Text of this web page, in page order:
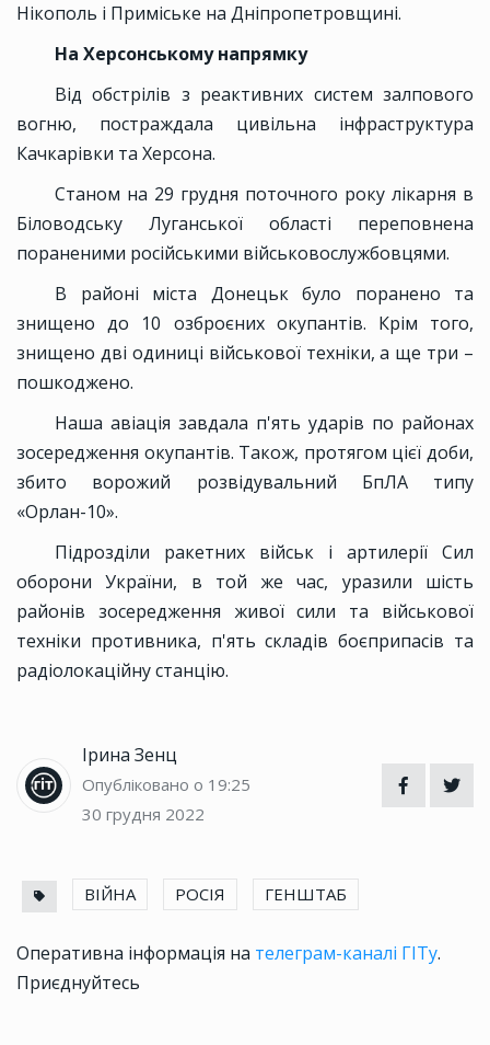
Нікополь і Приміське на Дніпропетровщині.
На Херсонському напрямку
Від обстрілів з реактивних систем залпового
вогню, постраждала цивільна інфраструктура
Качкарівки та Херсона.
Станом на 29 грудня поточного року лікарня в
Біловодську Луганської області переповнена
пораненими російськими військовослужбовцями.
В районі міста Донецьк було поранено та
знищено до 10 озброєних окупантів. Крім того,
знищено дві одиниці військової техніки, а ще три –
пошкоджено.
Наша авіація завдала п'ять ударів по районах
зосередження окупантів. Також, протягом цієї доби,
збито ворожий розвідувальний БпЛА типу
«Орлан-10».
Підрозділи ракетних військ і артилерії Сил
оборони України, в той же час, уразили шість
районів зосередження живої сили та військової
техніки противника, п'ять складів боєприпасів та
радіолокаційну станцію.
Ірина Зенц
Опубліковано о 19:25
30 грудня 2022
ВІЙНА РОСІЯ ГЕНШТАБ
Оперативна інформація на телеграм-каналі ГІТу.
Приєднуйтесь